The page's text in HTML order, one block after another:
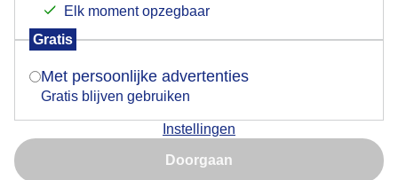
Elk moment opzegbaar
Gratis
Met persoonlijke advertenties
Gratis blijven gebruiken
Instellingen
Doorgaan
Door: Francien Tax Gemaakt: 12-06-2026, 87x bekeken
Is goed, toon de popup
Nu niet, misschien later